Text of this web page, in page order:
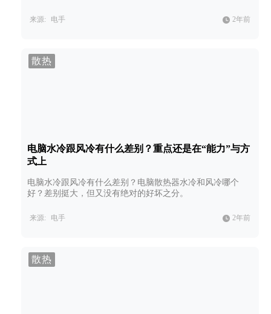
来源: 电手 2年前
散热
电脑水冷跟风冷有什么差别？重点还是在“能力”与方
式上
电脑水冷跟风冷有什么差别？电脑散热器水冷和风冷哪个
好？差别挺大，但又没有绝对的好坏之分。
来源: 电手 2年前
散热